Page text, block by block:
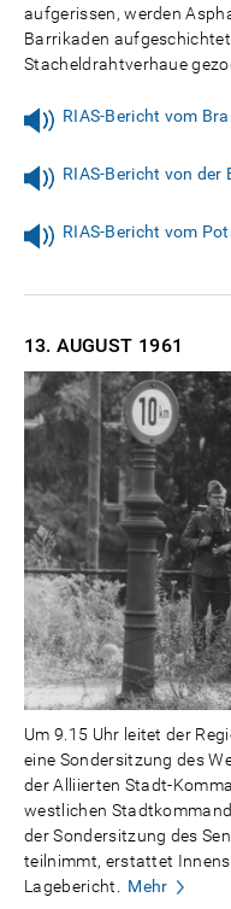
aufgerissen, werden
Barrikaden
Stacheldrahtverhaue
RIAS-Bericht vom
RIAS-Bericht von der
RIAS-Bericht vom
13. AUGUST 1961
Um 9.15 Uhr leitet der
eine Sondersitzung des
der Alliierten Stadt-
westlichen
der Sondersitzung des
teilnimmt, erstattet
Lagebericht.
Mehr